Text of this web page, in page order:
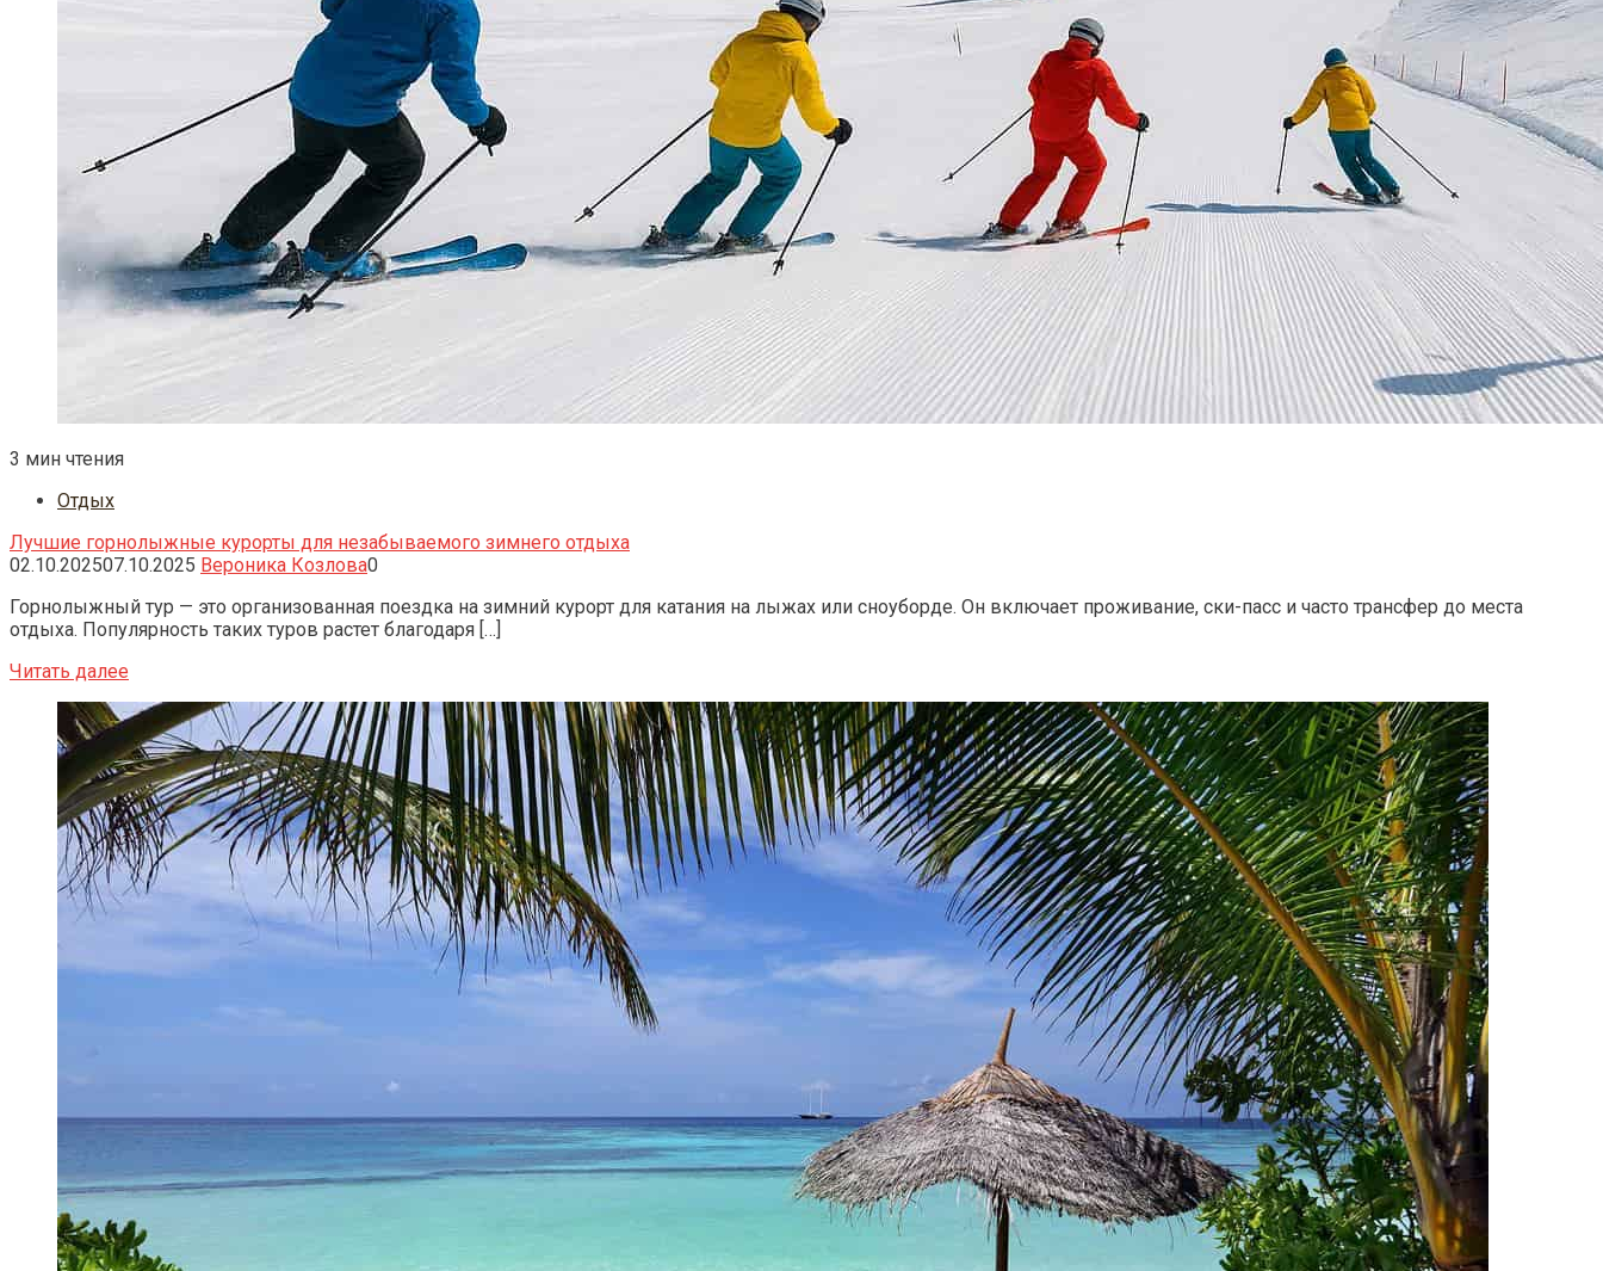
3 мин чтения
Отдых
Лучшие горнолыжные курорты для незабываемого зимнего отдыха
02.10.202507.10.2025 Вероника Козлова0
Горнолыжный тур — это организованная поездка на зимний курорт для катания на лыжах или сноуборде. Он включает проживание, ски-пасс и часто трансфер до места
отдыха. Популярность таких туров растет благодаря […]
Читать далее